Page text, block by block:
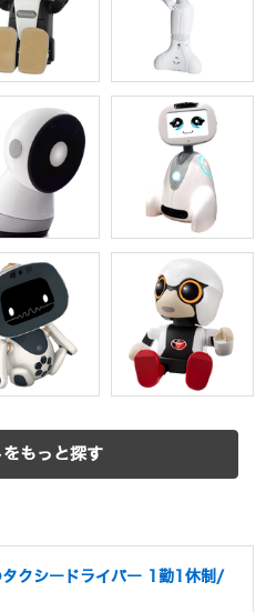
をもっと探す
タクシードライバー 1勤1休制/